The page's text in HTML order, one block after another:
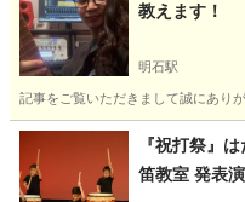
教えます！
明石駅
記事をご覧いただきまして誠にあり
兵庫 神戸市 明石駅 そ
『祝打祭』
笛教室 発表